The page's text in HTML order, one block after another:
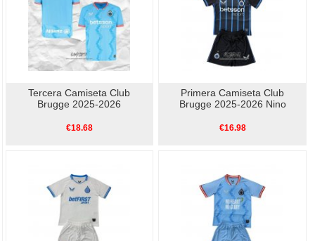
Tercera Camiseta Club
Brugge 2025-2026
€18.68
Primera Camiseta Club
Brugge 2025-2026 Nino
€16.98